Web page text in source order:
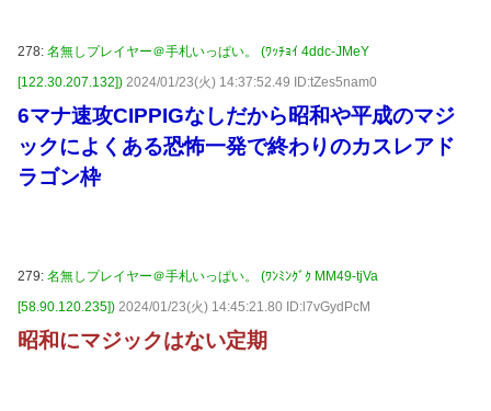
278: 名無しプレイヤー＠手札いっぱい。 (ﾜｯﾁｮｲ 4ddc-JMeY
[122.30.207.132]) 2024/01/23(火) 14:37:52.49 ID:tZes5nam0
6マナ速攻CIPPIGなしだから昭和や平成のマジ
ックによくある恐怖一発で終わりのカスレアド
ラゴン枠
279: 名無しプレイヤー＠手札いっぱい。 (ﾜﾝﾐﾝｸﾞｸ MM49-tjVa
[58.90.120.235]) 2024/01/23(火) 14:45:21.80 ID:l7vGydPcM
昭和にマジックはない定期